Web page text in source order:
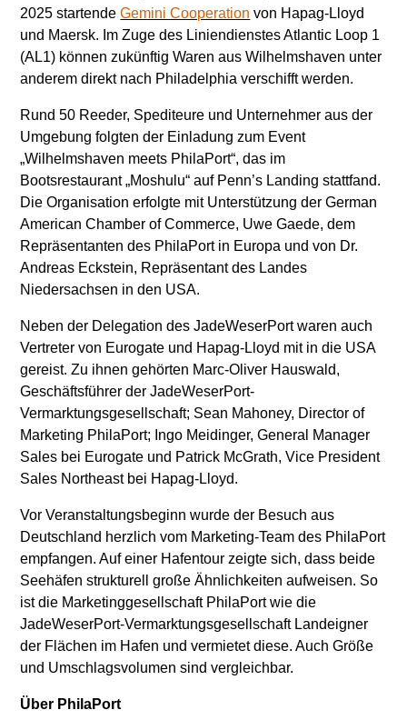
2025 startendeGemini Cooperation von Hapag-Lloyd
und Maersk. Im Zuge des Liniendienstes Atlantic Loop 1
(AL1) können zukünftig Waren aus Wilhelmshaven unter
anderem direkt nach Philadelphia verschifft werden.
Rund 50 Reeder, Spediteure und Unternehmer aus der
Umgebung folgten der Einladung zum Event
„Wilhelmshaven meets PhilaPort“, das im
Bootsrestaurant „Moshulu“ auf Penn’s Landing stattfand.
Die Organisation erfolgte mit Unterstützung der German
American Chamber of Commerce, Uwe Gaede, dem
Repräsentanten des PhilaPort in Europa und von Dr.
Andreas Eckstein, Repräsentant des Landes
Niedersachsen in den USA.
Neben der Delegation des JadeWeserPort waren auch
Vertreter von Eurogate und Hapag-Lloyd mit in die USA
gereist. Zu ihnen gehörten Marc-Oliver Hauswald,
Geschäftsführer der JadeWeserPort-
Vermarktungsgesellschaft; Sean Mahoney, Director of
Marketing PhilaPort; Ingo Meidinger, General Manager
Sales bei Eurogate und Patrick McGrath, Vice President
Sales Northeast bei Hapag-Lloyd.
Vor Veranstaltungsbeginn wurde der Besuch aus
Deutschland herzlich vom Marketing-Team des PhilaPort
empfangen. Auf einer Hafentour zeigte sich, dass beide
Seehäfen strukturell große Ähnlichkeiten aufweisen. So
ist die Marketinggesellschaft PhilaPort wie die
JadeWeserPort-Vermarktungsgesellschaft Landeigner
der Flächen im Hafen und vermietet diese. Auch Größe
und Umschlagsvolumen sind vergleichbar.
Über PhilaPort